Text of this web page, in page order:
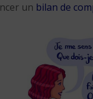
un bilan de